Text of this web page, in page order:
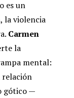
es un
la violencia
Carmen
la
mental:
relación
gótico —